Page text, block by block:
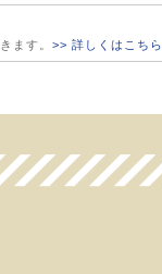
ます。>> 詳しくはこちら